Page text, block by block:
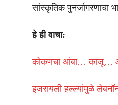
सांस्कृतिक पुनर्जागरणाचा
हे ही वाचा:
कोकणचा आंबा… काजू…
इजरायली हल्ल्यांमुळे